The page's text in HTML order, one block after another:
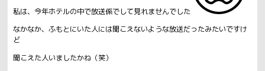
私は、今年ホテルの中で放送係でして見れませんでした
なかなか、ふもとにいた人には聞こえないような放送だったみたいですけ
ど
聞こえた人いましたかね（笑）